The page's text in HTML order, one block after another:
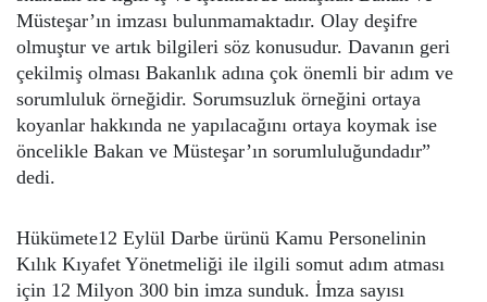
Müsteşar’ın imzası bulunmamaktadır. Olay deşifre
olmuştur ve artık bilgileri söz konusudur. Davanın geri
çekilmiş olması Bakanlık adına çok önemli bir adım ve
sorumluluk örneğidir. Sorumsuzluk örneğini ortaya
koyanlar hakkında ne yapılacağını ortaya koymak ise
öncelikle Bakan ve Müsteşar’ın sorumluluğundadır”
dedi.
Hükümete12 Eylül Darbe ürünü Kamu Personelinin
Kılık Kıyafet Yönetmeliği ile ilgili somut adım atması
için 12 Milyon 300 bin imza sunduk. İmza sayısı